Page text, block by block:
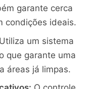
garante cerca
condições ideais.
Utiliza um sistema
que garante uma
áreas já limpas.